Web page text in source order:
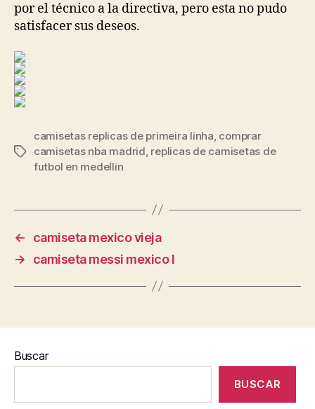
por el técnico a la directiva, pero esta no pudo
satisfacer sus deseos.
Etiquetas
camisetas replicas de primeira linha comprar
camisetas nba madrid replicas de camisetas de
futbol en medellin
←
camiseta mexico vieja
→
camiseta messi mexico l
Buscar
BUSCAR